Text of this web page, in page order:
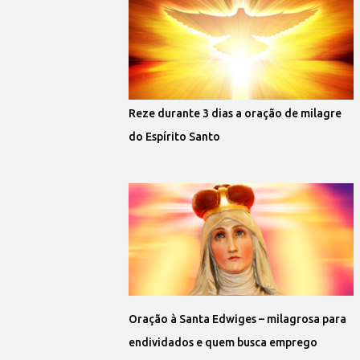
Reze durante 3 dias a oração de milagre
do Espírito Santo
Oração à Santa Edwiges – milagrosa para
endividados e quem busca emprego